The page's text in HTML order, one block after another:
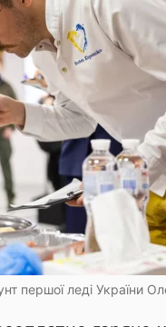
першої леді України